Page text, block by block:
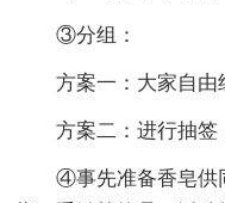
③分组：
方案一：大家自由
方案二：进行抽签
④事先准备香皂供